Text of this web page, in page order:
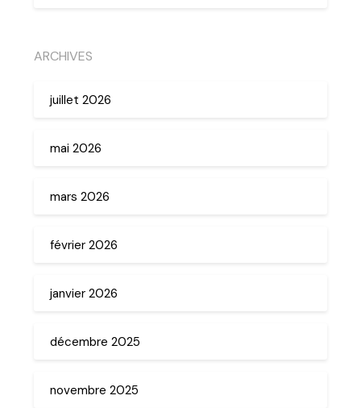
ARCHIVES
juillet 2026
mai 2026
mars 2026
février 2026
janvier 2026
décembre 2025
novembre 2025